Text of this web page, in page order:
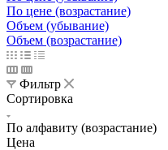
По цене (возрастание)
Объем (убывание)
Объем (возрастание)
Фильтр
Сортировка
По алфавиту (возрастание)
Цена